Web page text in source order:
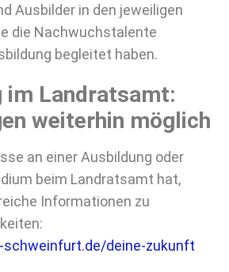
Ausbilder in den jeweiligen
die Nachwuchstalente
begleitet haben.
im Landratsamt:
weiterhin möglich
an einer Ausbildung oder
beim Landratsamt hat,
Informationen zu
schweinfurt.de/deine-zukunft